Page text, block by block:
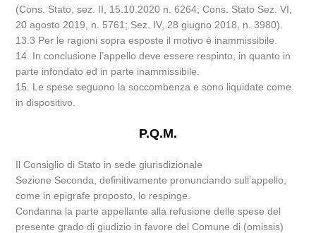
(Cons. Stato, sez. II, 15.10.2020 n. 6264; Cons. Stato Sez. VI,
20 agosto 2019, n. 5761; Sez. IV, 28 giugno 2018, n. 3980).
13.3 Per le ragioni sopra esposte il motivo è inammissibile.
14. In conclusione l’appello deve essere respinto, in quanto in
parte infondato ed in parte inammissibile.
15. Le spese seguono la soccombenza e sono liquidate come
in dispositivo.
P.Q.M.
Il Consiglio di Stato in sede giurisdizionale
Sezione Seconda, definitivamente pronunciando sull’appello,
come in epigrafe proposto, lo respinge.
Condanna la parte appellante alla refusione delle spese del
presente grado di giudizio in favore del Comune di (omissis)